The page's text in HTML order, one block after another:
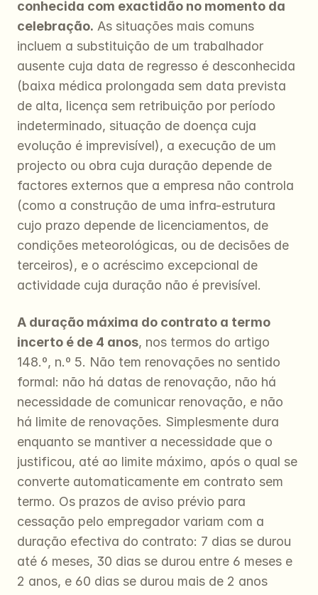
conhecida com exactidão no momento da
celebração. As situações mais comuns
incluem a substituição de um trabalhador
ausente cuja data de regresso é desconhecida
(baixa médica prolongada sem data prevista
de alta, licença sem retribuição por período
indeterminado, situação de doença cuja
evolução é imprevisível), a execução de um
projecto ou obra cuja duração depende de
factores externos que a empresa não controla
(como a construção de uma infra-estrutura
cujo prazo depende de licenciamentos, de
condições meteorológicas, ou de decisões de
terceiros), e o acréscimo excepcional de
actividade cuja duração não é previsível.
A duração máxima do contrato a termo
incerto é de 4 anos, nos termos do artigo
148.º, n.º 5. Não tem renovações no sentido
formal: não há datas de renovação, não há
necessidade de comunicar renovação, e não
há limite de renovações. Simplesmente dura
enquanto se mantiver a necessidade que o
justificou, até ao limite máximo, após o qual se
converte automaticamente em contrato sem
termo. Os prazos de aviso prévio para
cessação pelo empregador variam com a
duração efectiva do contrato: 7 dias se durou
até 6 meses, 30 dias se durou entre 6 meses e
2 anos, e 60 dias se durou mais de 2 anos